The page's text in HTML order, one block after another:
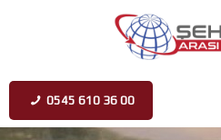
0545 610 36 00